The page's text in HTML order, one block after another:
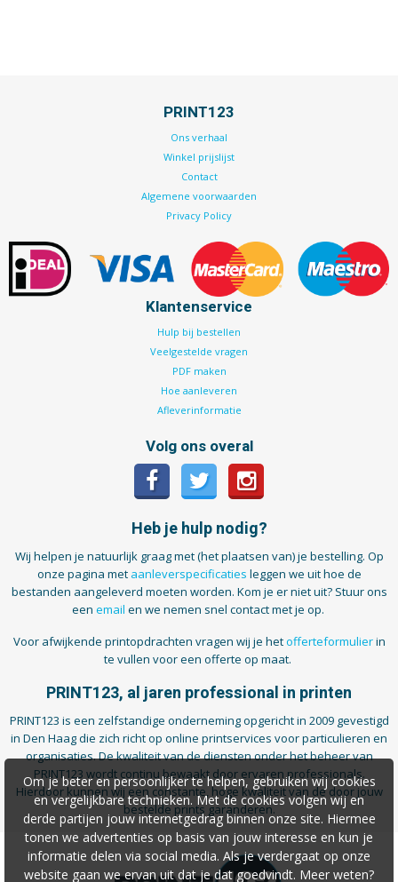
PRINT123
Ons verhaal
Winkel prijslijst
Contact
Algemene voorwaarden
Privacy Policy
Klantenservice
Hulp bij bestellen
Veelgestelde vragen
PDF maken
Hoe aanleveren
Afleverinformatie
Volg ons overal
Heb je hulp nodig?
Wij helpen je natuurlijk graag met (het plaatsen van) je bestelling. Op
onze pagina met aanleverspecificaties leggen we uit hoe de
bestanden aangeleverd moeten worden. Kom je er niet uit? Stuur ons
een email en we nemen snel contact met je op.
Voor afwijkende printopdrachten vragen wij je hetofferteformulierin
te vullen voor een offerte op maat.
PRINT123, al jaren professional in printen
PRINT123 is een zelfstandige onderneming opgericht in 2009 gevestigd
in Den Haag die zich richt op online printservices voor particulieren en
organisaties. De kwaliteit van de diensten onder het beheer van
PRINT123 wordt continu bewaakt door ervaren professionals.
Hierdoor kunnen wij een constante, hoge kwaliteit van de door jouw
bestelde prints garanderen.
Om je beter en persoonlijker te helpen, gebruiken wij cookies
en vergelijkbare technieken. Met de cookies volgen wij en
derde partijen jouw internetgedrag binnen onze site. Hiermee
tonen we advertenties op basis van jouw interesse en kun je
informatie delen via social media. Als je verdergaat op onze
website gaan we ervan uit dat je dat goedvindt. Meer weten?